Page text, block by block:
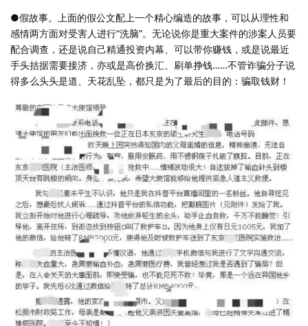
●假故事。上面的假公文配上一个精心编造的故事，可以从理性和
感情两方面对受害人进行“洗脑”。无论说你是重大案件的涉案人员要
配合调查，还是说自己精通投资内幕、可以带你赚钱，或是说最近
手头拮据需要接济，亦或是高价换汇、刷单挣钱……不管诈骗分子说
得多么头头是道、天花乱坠，都只是为了最后的目的：骗取钱财！